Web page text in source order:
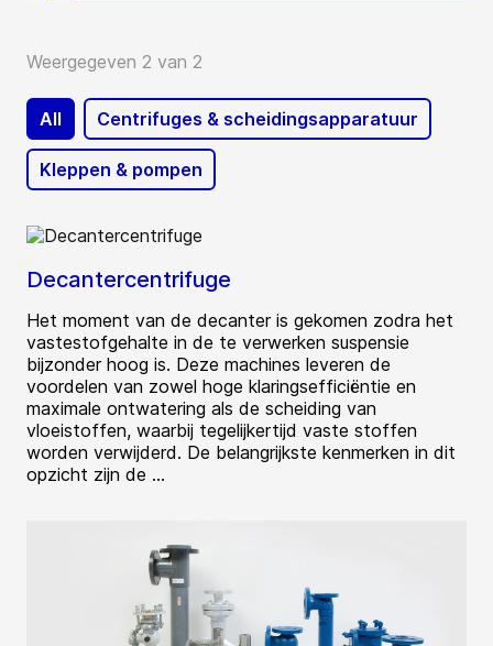
Weergegeven 2 van 2
All Centrifuges & scheidingsapparatuur
Kleppen & pompen
Decantercentrifuge
Het moment van de decanter is gekomen zodra het
vastestofgehalte in de te verwerken suspensie
bijzonder hoog is. Deze machines leveren de
voordelen van zowel hoge klaringsefficiëntie en
maximale ontwatering als de scheiding van
vloeistoffen, waarbij tegelijkertijd vaste stoffen
worden verwijderd. De belangrijkste kenmerken in dit
opzicht zijn de ...